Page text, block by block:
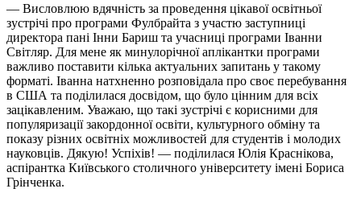
— Висловлюю вдячність за проведення цікавої освітньої
зустрічі про програми Фулбрайта з участю заступниці
директора пані Інни Бариш та учасниці програми Іванни
Світляр. Для мене як минулорічноїаплікантки програми
важливо поставити кілька актуальних запитань у такому
форматі. Іванна натхненно розповідала про своє перебування
в США та поділилася досвідом, що було цінним для всіх
зацікавленим. Уважаю, що такі зустрічі є корисними для
популяризації закордонної освіти, культурного обміну та
показу різних освітніх можливостей для студентів і молодих
науковців. Дякую! Успіхів! — поділилася Юлія Краснікова,
аспірантка Київського столичного університету імені Бориса
Грінченка.